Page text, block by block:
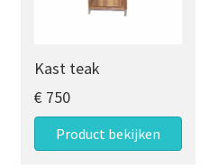
Kast teak
€ 750
Product bekijken